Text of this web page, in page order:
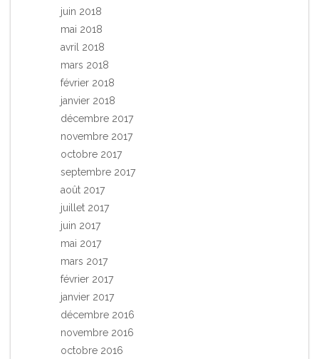
juin 2018
mai 2018
avril 2018
mars 2018
février 2018
janvier 2018
décembre 2017
novembre 2017
octobre 2017
septembre 2017
août 2017
juillet 2017
juin 2017
mai 2017
mars 2017
février 2017
janvier 2017
décembre 2016
novembre 2016
octobre 2016